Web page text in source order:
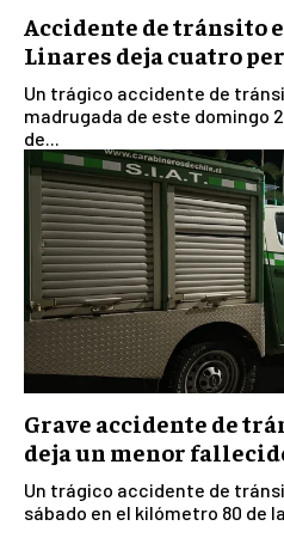
Accidente de tránsito
Linares deja cuatro
Un trágico accidente de
madrugada de este domingo
de...
Grave accidente de
deja un menor
Un trágico accidente de
sábado en el kilómetro 80 de